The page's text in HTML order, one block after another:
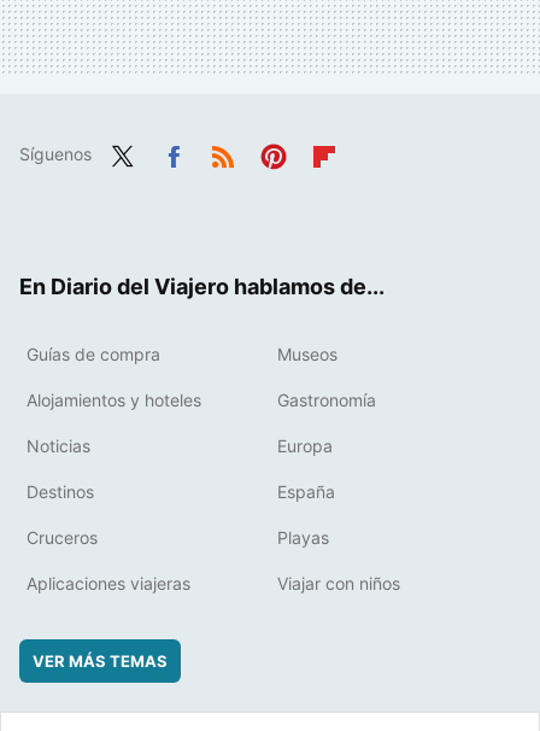
Síguenos
En Diario del Viajero hablamos de...
Guías de compra Museos
Alojamientos y hoteles Gastronomía
Noticias Europa
Destinos España
Cruceros Playas
Aplicaciones viajeras Viajar con niños
VER MÁS TEMAS